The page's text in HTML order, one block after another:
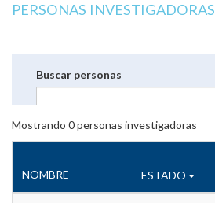
PERSONAS INVESTIGADORAS
Buscar personas
Mostrando 0personas investigadoras
NOMBRE ESTADO